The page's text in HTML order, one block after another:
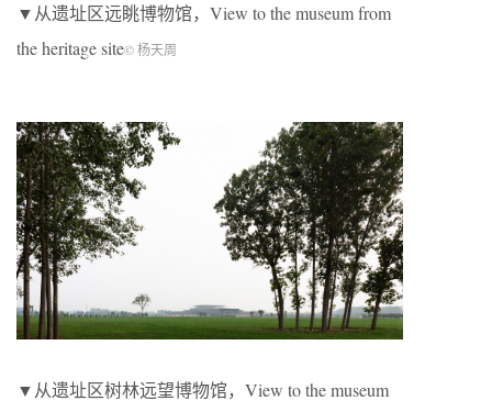
▼从遗址区远眺博物馆，View to the museum from
the heritage site© 杨天周
▼从遗址区树林远望博物馆，View to the museum